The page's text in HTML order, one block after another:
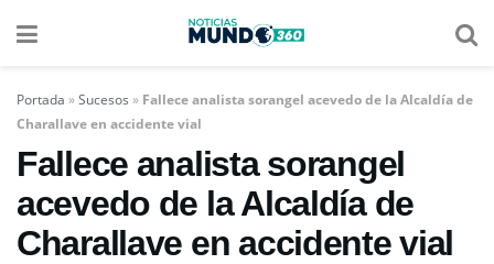
Portada »Sucesos » Fallece analista sorangel acevedo de la Alcaldía de
Charallave en accidente vial
Fallece analista sorangel
acevedo de la Alcaldía de
Charallave en accidente vial